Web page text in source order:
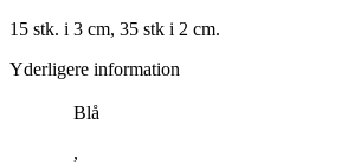
15 stk. i 3 cm, 35 stk i 2 cm.
Yderligere information
Blå
,